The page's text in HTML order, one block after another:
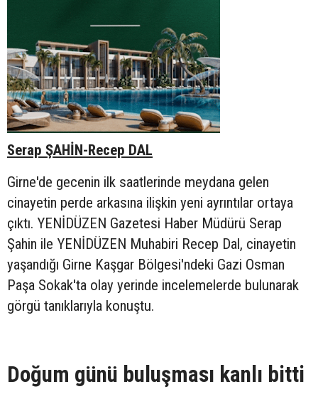
Serap ŞAHİN-Recep DAL
Girne'de gecenin ilk saatlerinde meydana gelen
cinayetin perde arkasına ilişkin yeni ayrıntılar ortaya
çıktı. YENİDÜZEN Gazetesi Haber Müdürü Serap
Şahin ile YENİDÜZEN Muhabiri Recep Dal, cinayetin
yaşandığı Girne Kaşgar Bölgesi'ndeki Gazi Osman
Paşa Sokak'ta olay yerinde incelemelerde bulunarak
görgü tanıklarıyla konuştu.
Doğum günü buluşması kanlı bitti